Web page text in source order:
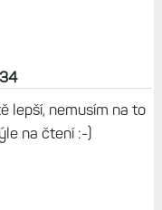
lepší, nemusím na to
na čtení :-)